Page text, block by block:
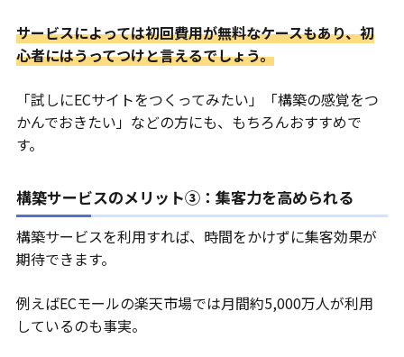
サービスによっては初回費用が無料なケースもあり、初
心者にはうってつけと言えるでしょう。
「試しにECサイトをつくってみたい」「構築の感覚をつ
かんでおきたい」などの方にも、もちろんおすすめで
す。
構築サービスのメリット③：集客力を高められる
構築サービスを利用すれば、時間をかけずに集客効果が
期待できます。
例えばECモールの楽天市場では月間約5,000万人が利用
しているのも事実。